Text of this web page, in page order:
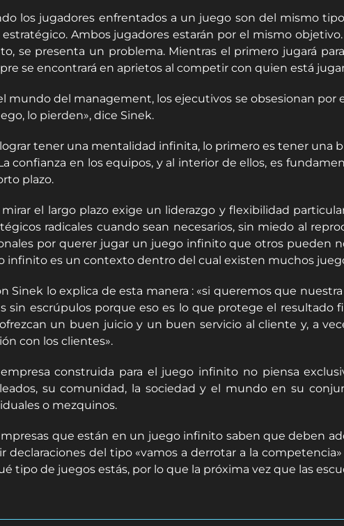
los jugadores enfrentados a un juego son del mismo
Ambos jugadores estarán por el mismo
se presenta un problema. Mientras el primero jugará
se encontrará en aprietos al competir con quien está
mundo del management, los ejecutivos se obsesionan
lo pierden», dice Sinek.
tener una mentalidad infinita, lo primero es tener una
confianza en los equipos, y al interior de ellos, es
plazo.
mirar el largo plazo exige un liderazgo y flexibilidad
radicales cuando sean necesarios, sin miedo al
por querer jugar un juego infinito que otros pueden
infinito es un contexto dentro del cual existen muchos
Sinek lo explica de esta manera : «si queremos que
sin escrúpulos porque eso es lo que protege el
un buen juicio y un buen servicio al cliente y, a
con los clientes».
construida para el juego infinito no piensa
su comunidad, la sociedad y el mundo en su
o mezquinos.
que están en un juego infinito saben que deben
declaraciones del tipo «vamos a derrotar a la
tipo de juegos estás, por lo que la próxima vez que las